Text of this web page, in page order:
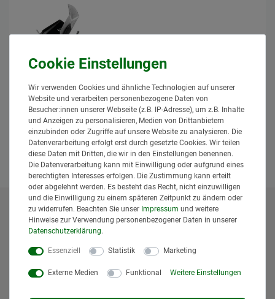
Exaktverteiler 150mm
147,95 € *
Lieferzeit: 1 bis 3 Tage*
In den Warenkorb
inkl. MwSt.zzgl.Versand
* Alle Preise inklusive gesetzlicher Mehrwertsteuer und
zuzüglichVersandkosten
(z.B. PayPal) bereits am gleichen Werktag. Die angegebenen
Die angezeigten Versandkosten beziehen sich auf den
Wir verwenden Cookies und ähnliche Technologien auf unserer
Website und verarbeiten personenbezogene Daten von
Besucher:innen unserer Webseite (z.B. IP-Adresse), um z.B. Inhalte
und Anzeigen zu personalisieren, Medien von Drittanbietern
einzubinden oder Zugriffe auf unsere Website zu analysieren. Die
Datenverarbeitung erfolgt erst durch gesetzte Cookies. Wir teilen
diese Daten mit Dritten, die wir in den Einstellungen benennen.
Die Datenverarbeitung kann mit Einwilligung oder aufgrund eines
berechtigten Interesses erfolgen. Die Zustimmung kann erteilt
oder abgelehnt werden. Es besteht das Recht, nicht einzuwilligen
und die Einwilligung zu einem späteren Zeitpunkt zu ändern oder
zu widerrufen. Beachten Sie unser Impressum und weitere
Hinweise zur Verwendung personenbezogener Daten in unserer
Daten­schutz­erklärung.
Essenziell Statistik Marketing
Externe Medien Funktional Weitere Einstellungen